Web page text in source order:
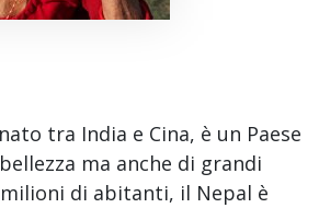
tra India e Cina, è un Paese
ma anche di grandi
di abitanti, il Nepal è